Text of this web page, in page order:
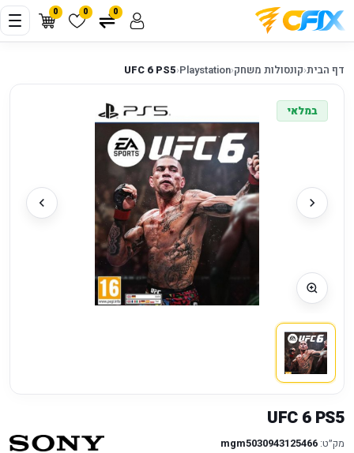
0 0 0
דף הבית‹קונסולות משחק‹
Playstation
‹
UFC 6 PS5
במלאי
UFC 6 PS5
מק״ט: mgm5030943125466